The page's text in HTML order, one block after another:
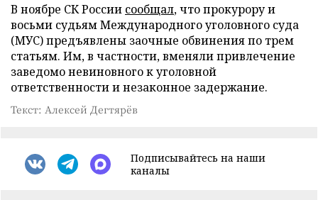
В ноябре СК России сообщал, что прокурору и
восьми судьям Международного уголовного суда
(МУС) предъявлены заочные обвинения по трем
статьям. Им, в частности, вменяли привлечение
заведомо невиновного к уголовной
ответственности и незаконное задержание.
Текст: Алексей Дегтярёв
Подписывайтесь на наши
каналы